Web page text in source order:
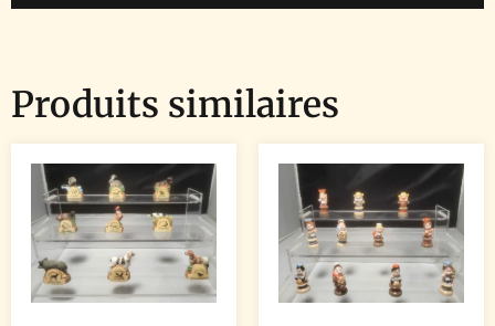
Produits similaires